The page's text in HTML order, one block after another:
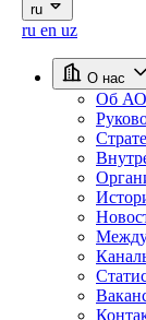
ru
ru en uz
О нас
Об АО